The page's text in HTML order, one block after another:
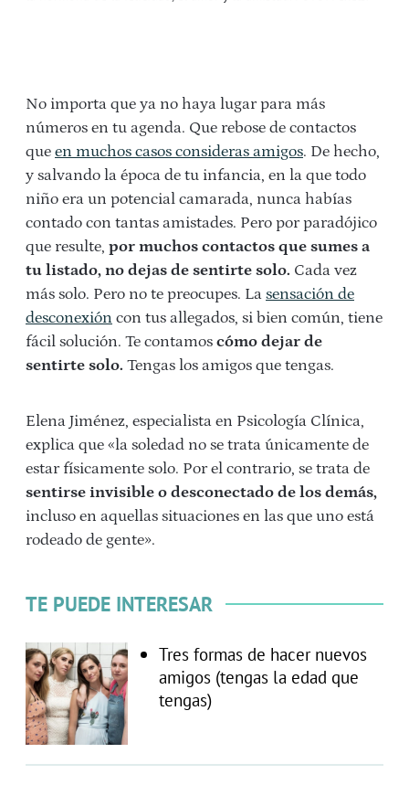
No importa que ya no haya lugar para más
números en tu agenda. Que rebose de contactos
que en muchos casos consideras amigos. De hecho,
y salvando la época de tu infancia, en la que todo
niño era un potencial camarada, nunca habías
contado con tantas amistades. Pero por paradójico
que resulte, por muchos contactos que sumes a
tu listado, no dejas de sentirte solo. Cada vez
más solo. Pero no te preocupes. La sensación de
desconexión con tus allegados, si bien común, tiene
fácil solución. Te contamos cómo dejar de
sentirte solo. Tengas los amigos que tengas.
Elena Jiménez, especialista en Psicología Clínica,
explica que «la soledad no se trata únicamente de
estar físicamente solo. Por el contrario, se trata de
sentirse invisible o desconectado de los demás,
incluso en aquellas situaciones en las que uno está
rodeado de gente».
TE PUEDE INTERESAR
Tres formas de hacer nuevos
amigos (tengas la edad que
tengas)